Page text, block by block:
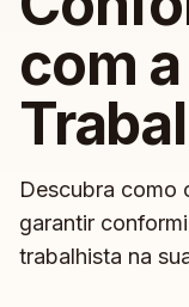
com
Descubra como
garantir
trabalhista na